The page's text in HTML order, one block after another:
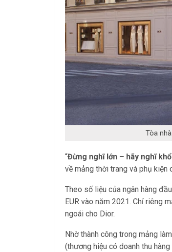
Tòa
“Đừng nghĩ lớn – hãy nghĩ
về mảng thời trang và phụ kiện
Theo số liệu của ngân hàng
EUR vào năm 2021. Chỉ riêng
ngoái cho Dior.
Nhờ thành công trong mảng
(thương hiệu có doanh thu